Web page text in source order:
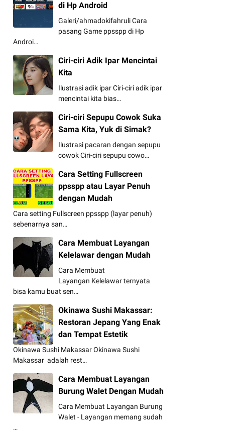
di Hp Android
Galeri/ahmadokifahruli Cara
pasang Game ppsspp di Hp
Androi…
Ciri-ciri Adik Ipar Mencintai
Kita
Ilustrasi adik ipar Ciri-ciri adik ipar
mencintai kita bias…
Ciri-ciri Sepupu Cowok Suka
Sama Kita, Yuk di Simak?
Ilustrasi pacaran dengan sepupu
cowok Ciri-ciri sepupu cowo…
Cara Setting Fullscreen
ppsspp atau Layar Penuh
dengan Mudah
Cara setting Fullscreen ppsspp (layar penuh)
sebenarnya san…
Cara Membuat Layangan
Kelelawar dengan Mudah
Cara Membuat
Layangan Kelelawar ternyata
bisa kamu buat sen…
Okinawa Sushi Makassar:
Restoran Jepang Yang Enak
dan Tempat Estetik
Okinawa Sushi Makassar Okinawa Sushi
Makassar adalah rest…
Cara Membuat Layangan
Burung Walet Dengan Mudah
Cara Membuat Layangan Burung
Walet - Layangan memang sudah
…